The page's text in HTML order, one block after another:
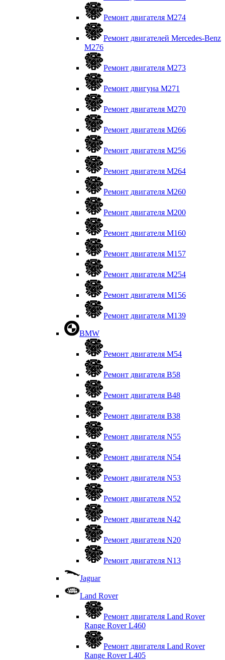
Ремонт двигателя М274
Ремонт двигателей Mercedes-Benz
M276
Ремонт двигателя М273
Ремонт двигуна М271
Ремонт двигателя М270
Ремонт двигателя М266
Ремонт двигателя М256
Ремонт двигателя М264
Ремонт двигателя М260
Ремонт двигателя M200
Ремонт двигателя М160
Ремонт двигателя М157
Ремонт двигателя М254
Ремонт двигателя М156
Ремонт двигателя M139
BMW
Ремонт двигателя М54
Ремонт двигателя B58
Ремонт двигателя В48
Ремонт двигателя В38
Ремонт двигателя N55
Ремонт двигателя N54
Ремонт двигателя N53
Ремонт двигателя N52
Ремонт двигателя N42
Ремонт двигателя N20
Ремонт двигателя N13
Jaguar
Land Rover
Ремонт двигателя Land Rover
Range Rover L460
Ремонт двигателя Land Rover
Range Rover L405